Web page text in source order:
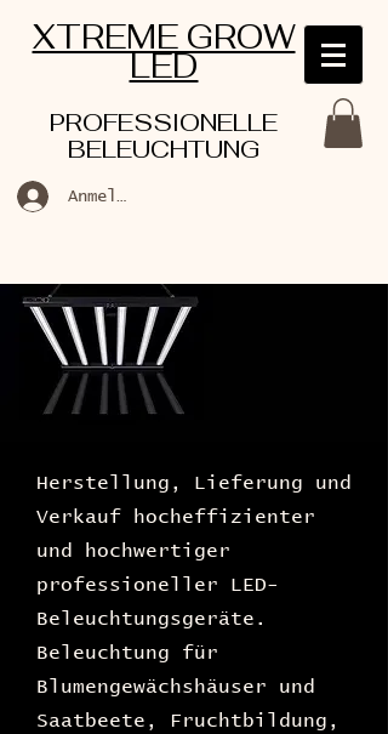
XTREME GROW
LED
PROFESSIONELLE
BELEUCHTUNG
Anmelden
Herstellung, Lieferung und
Verkauf hocheffizienter
und hochwertiger
professioneller LED-
Beleuchtungsgeräte.
Beleuchtung für
Blumengewächshäuser und
Saatbeete, Fruchtbildung,